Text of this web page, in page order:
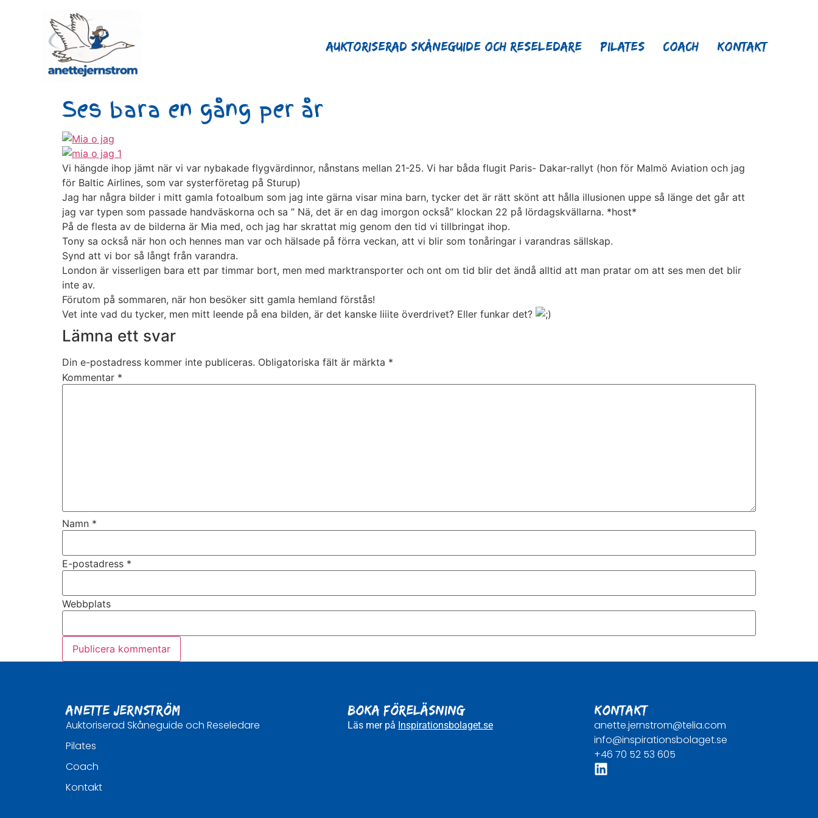
Auktoriserad Skåneguide och Reseledare Pilates Coach Kontakt
Ses bara en gång per år
Vi hängde ihop jämt när vi var nybakade flygvärdinnor, nånstans mellan 21-25. Vi har båda flugit Paris- Dakar-rallyt (hon för Malmö Aviation och jag
för Baltic Airlines, som var systerföretag på Sturup)
Jag har några bilder i mitt gamla fotoalbum som jag inte gärna visar mina barn, tycker det är rätt skönt att hålla illusionen uppe så länge det går att
jag var typen som passade handväskorna och sa ” Nä, det är en dag imorgon också” klockan 22 på lördagskvällarna. *host*
På de flesta av de bilderna är Mia med, och jag har skrattat mig genom den tid vi tillbringat ihop.
Tony sa också när hon och hennes man var och hälsade på förra veckan, att vi blir som tonåringar i varandras sällskap.
Synd att vi bor så långt från varandra.
London är visserligen bara ett par timmar bort, men med marktransporter och ont om tid blir det ändå alltid att man pratar om att ses men det blir
inte av.
Förutom på sommaren, när hon besöker sitt gamla hemland förstås!
Vet inte vad du tycker, men mitt leende på ena bilden, är det kanske liiite överdrivet? Eller funkar det?
Lämna ett svar
Din e-postadress kommer inte publiceras. Obligatoriska fält är märkta *
Kommentar *
Namn *
E-postadress *
Webbplats
Anette Jernström
Auktoriserad Skåneguide och Reseledare
Pilates
Coach
Kontakt
BOKA FÖRELÄSNING
Läs mer på Inspirationsbolaget.se
KONTAKT
anette.jernstrom@telia.com
info@inspirationsbolaget.se
+46 70 52 53 605